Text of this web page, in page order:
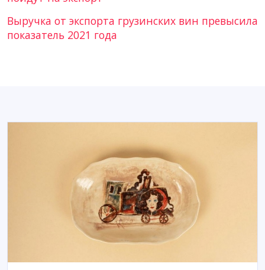
Выручка от экспорта грузинских вин превысила
показатель 2021 года